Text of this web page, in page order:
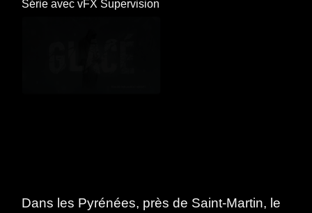
Série avecvFX Supervision
Dans les Pyrénées, près de Saint-Martin, le